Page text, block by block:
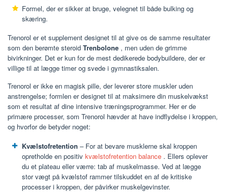
Formel, der er sikker at bruge, velegnet til både bulking og
skæring.
Trenorol er et supplement designet til at give os de samme resultater
som den berømte steroid Trenbolone , men uden de grimme
bivirkninger. Det er kun for de mest dedikerede bodybuildere, der er
villige til at lægge timer og svede i gymnastiksalen.
Trenorol er ikke en magisk pille, der leverer store muskler uden
anstrengelse; formlen er designet til at maksimere din muskelvækst
som et resultat af dine intensive træningsprogrammer. Her er de
primære processer, som Trenorol hævder at have indflydelse i kroppen,
og hvorfor de betyder noget:
Kvælstofretention – For at bevare musklerne skal kroppen
opretholde en positiv kvælstofretention balance . Ellers oplever
du et plateau eller værre: tab af muskelmasse. Ved at lægge
stor vægt på kvælstof rammer tilskuddet en af ​​de kritiske
processer i kroppen, der påvirker muskelgevinster.